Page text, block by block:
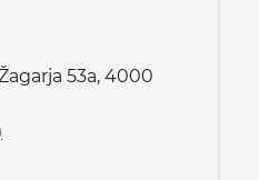
53a, 4000